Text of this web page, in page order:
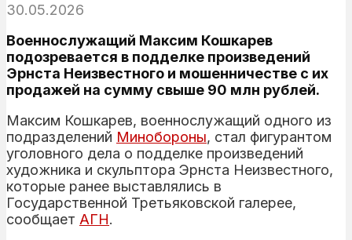
30.05.2026
Военнослужащий Максим Кошкарев
подозревается в подделке произведений
Эрнста Неизвестного и мошенничестве с их
продажей на сумму свыше 90 млн рублей.
Максим Кошкарев, военнослужащий одного из
подразделений Минобороны, стал фигурантом
уголовного дела о подделке произведений
художника и скульптора Эрнста Неизвестного,
которые ранее выставлялись в
Государственной Третьяковской галерее,
сообщает АГН.